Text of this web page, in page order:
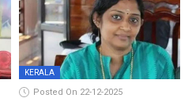
KERALA
Posted On 22-12-2025